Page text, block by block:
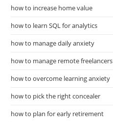
how to increase home value
how to learn SQL for analytics
how to manage daily anxiety
how to manage remote freelancers
how to overcome learning anxiety
how to pick the right concealer
how to plan for early retirement